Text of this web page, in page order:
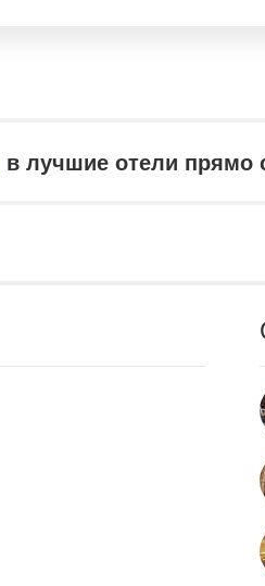
в лучшие отели прямо